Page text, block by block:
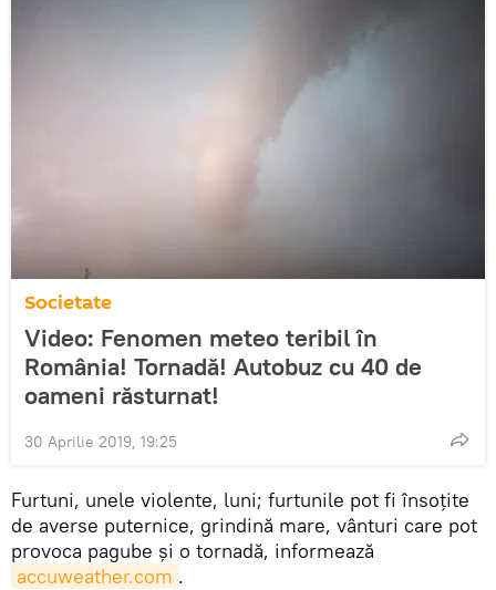
Societate
Video: Fenomen meteo teribil în
România! Tornadă! Autobuz cu 40 de
oameni răsturnat!
30 Aprilie 2019, 19:25
Furtuni, unele violente, luni; furtunile pot fi însoţite
de averse puternice, grindină mare, vânturi care pot
provoca pagube şi o tornadă, informează
accuweather.com .